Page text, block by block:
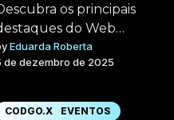
os principais
do Web
2025, incluindo a
dos Agentes
…
Eduarda Roberta
de dezembro de 2025
CODGO.X EVENTOS